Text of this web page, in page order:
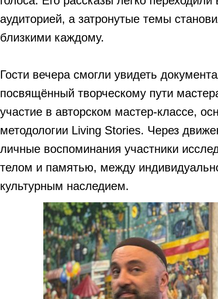
аудиторией, а затронутые темы
близкими каждому.
Гости вечера смогли увидеть
посвящённый творческому пути
участие в авторском мастер-классе,
методологии Living Stories. Через
личные воспоминания участники
телом и памятью, между
культурным наследием.